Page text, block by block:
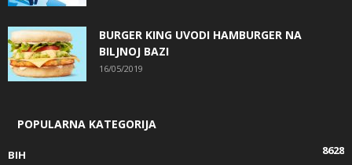
BURGER KING UVODI HAMBURGER NA
BILJNOJ BAZI
16/05/2019
POPULARNA KATEGORIJA
BIH
8628